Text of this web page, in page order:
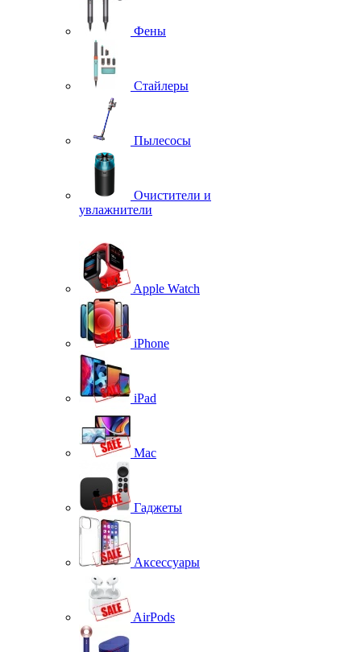
Фены
Стайлеры
Пылесосы
Очистители и
увлажнители
Apple Watch
iPhone
iPad
Mac
Гаджеты
Аксессуары
AirPods